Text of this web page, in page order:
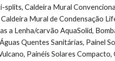
splits, Caldeira Mural
Mural de Condensação
a Lenha/carvão AquaSolid,
Quentes Sanitárias, Painel
Painéis Solares